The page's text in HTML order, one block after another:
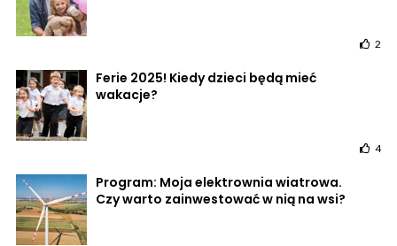
2
Ferie 2025! Kiedy dzieci będą mieć
wakacje?
4
Program: Moja elektrownia wiatrowa.
Czy warto zainwestować w nią na wsi?